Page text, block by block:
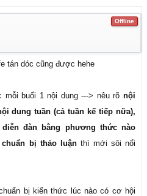
Offline
tán dóc cũng được hehe
buổi 1 nội dung ---> nêu rõ nội
dung tuần (cả tuần kế tiếp nữa),
đàn bằng phương thức nào
bị thảo luậnthì mới sôi nổi
bị kiến thức lúc nào có cơ hội